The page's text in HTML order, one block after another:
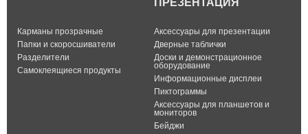
Карманы прозрачные
Папки и скоросшиватели
Разделители
Самоклеящиеся продукты
ПРЕЗЕНТАЦИЯ
Аксессуары для презентации
Дверные таблички
Доски и демонстрационное
оборудование
Информационные дисплеи
Пиктограммы
Аксессуары для планшетов и
мониторов
Бейджи